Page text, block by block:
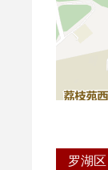
罗湖区